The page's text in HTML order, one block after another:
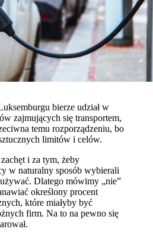
bierze udział w
zajmujących się transportem,
temu rozporządzeniu, bo
limitów i celów.
i za tym, żeby
w naturalny sposób wybierali
Dlatego mówimy „nie”
określony procent
które miałyby być
firm. Na to na pewno się